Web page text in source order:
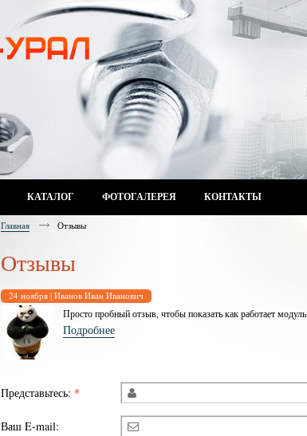
КАТАЛОГ ФОТОГАЛЕРЕЯ КОНТАКТЫ
Главная Отзывы
Отзывы
24 ноября | Иванов Иван Иванович
Просто пробный отзыв, чтобы показать как работает модуль
Подробнее
Представьтесь: *
Ваш E-mail: